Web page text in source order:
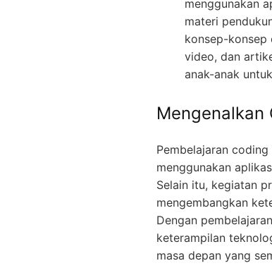
menggunakan
materi
konsep-konsep
video, dan
anak-anak
Mengenalkan
Pembelajaran
menggunakan
Selain itu, kegiatan
mengembangkan
Dengan
keterampilan
masa depan yang